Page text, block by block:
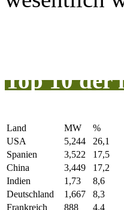
Top 10 der
Land MW
%
USA
5,244
26,1
Spanien
3,522
17,5
China
3,449
17,2
Indien
1,73
8,6
Deutschland
1,667
8,3
Frankreich
888
4,4